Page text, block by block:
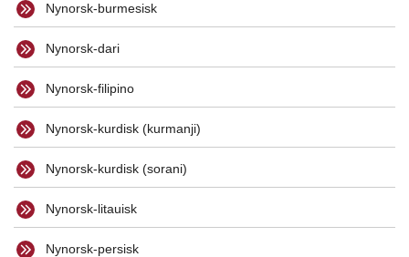
Nynorsk-burmesisk
Nynorsk-dari
Nynorsk-filipino
Nynorsk-kurdisk (kurmanji)
Nynorsk-kurdisk (sorani)
Nynorsk-litauisk
Nynorsk-persisk